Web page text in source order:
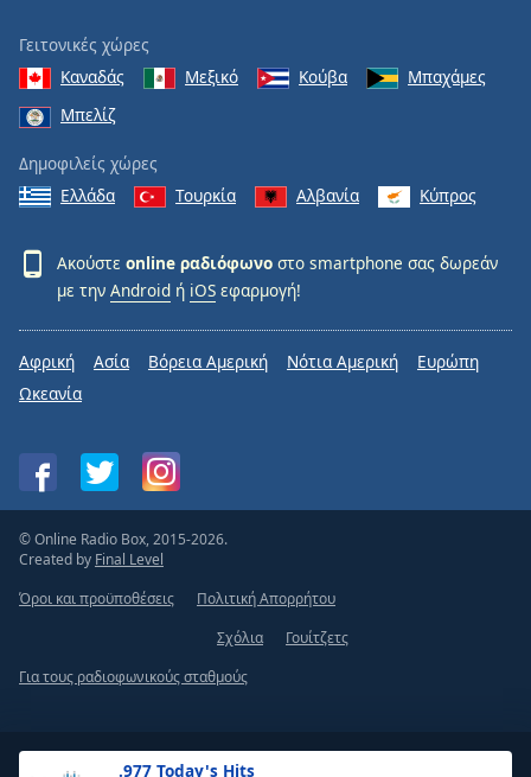
.977 Today's Hits
Γειτονικές χώρες
Καναδάς
Μεξικό Κούβα
Μπαχάμες
Μπελίζ
Δημοφιλείς χώρες
Ελλάδα
Τουρκία Αλβανία Κύπρος
Ακούστε online ραδιόφωνο στο smartphone σας δωρεάν
με την Android ή iOS εφαρμογή!
Αφρική Ασία Βόρεια Αμερική Νότια Αμερική
Ευρώπη
Ωκεανία
© Online Radio Box, 2015-2026.
Created by Final Level
Όροι και προϋποθέσεις
Πολιτική Απορρήτου
Σχόλια
Γουίτζετς
Για τους ραδιοφωνικούς σταθμούς